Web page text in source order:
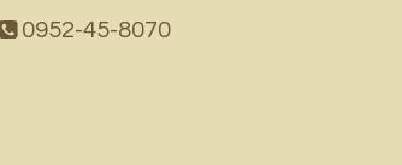
0952-45-8070